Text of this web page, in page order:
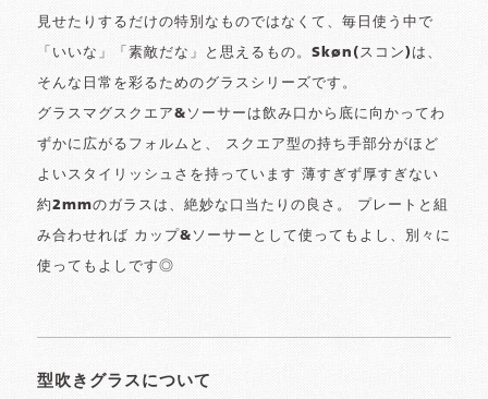
見せたりするだけの特別なものではなくて、毎日使う中で
「いいな」「素敵だな」と思えるもの。Skøn(スコン)は、
そんな日常を彩るためのグラスシリーズです。
グラスマグスクエア&ソーサーは飲み口から底に向かってわ
ずかに広がるフォルムと、 スクエア型の持ち手部分がほど
よいスタイリッシュさを持っています 薄すぎず厚すぎない
約2mmのガラスは、絶妙な口当たりの良さ。 プレートと組
み合わせれば カップ&ソーサーとして使ってもよし、別々に
使ってもよしです◎
型吹きグラスについて